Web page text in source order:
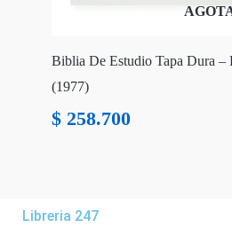
Biblia De Estudio Tapa Dura –
(1977)
$ 258.700
Libreria 247